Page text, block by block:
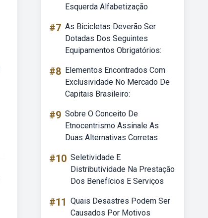
Esquerda Alfabetização
#7 As Bicicletas Deverão Ser
Dotadas Dos Seguintes
Equipamentos Obrigatórios:
#8 Elementos Encontrados Com
Exclusividade No Mercado De
Capitais Brasileiro:
#9 Sobre O Conceito De
Etnocentrismo Assinale As
Duas Alternativas Corretas
#10 Seletividade E
Distributividade Na Prestação
Dos Benefícios E Serviços
#11 Quais Desastres Podem Ser
Causados Por Motivos